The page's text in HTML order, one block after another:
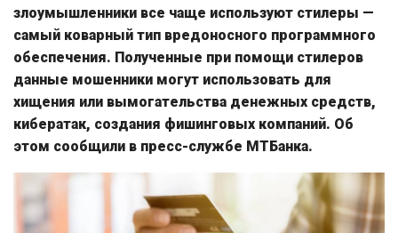
злоумышленники все чаще используют стилеры —
самый коварный тип вредоносного программного
обеспечения. Полученные при помощи стилеров
данные мошенники могут использовать для
хищения или вымогательства денежных средств,
кибератак, создания фишинговых компаний. Об
этом сообщили в пресс-службе МТБанка.